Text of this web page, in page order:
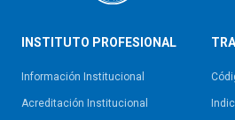
INSTITUTO PROFESIONAL
Información Institucional
Acreditación Institucional